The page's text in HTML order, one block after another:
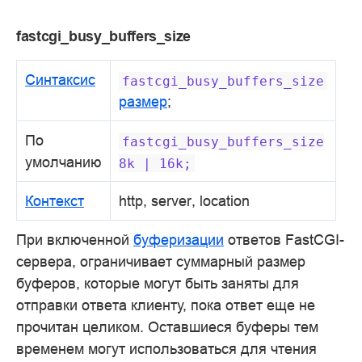
fastcgi_busy_buffers_size
Синтаксис fastcgi_busy_buffers_size
размер;
По
умолчанию
fastcgi_busy_buffers_size
8k
| 16k;
Контекст http, server, location
При включенной буферизации ответов FastCGI-
сервера, ограничивает суммарный размер
буферов, которые могут быть заняты для
отправки ответа клиенту, пока ответ еще не
прочитан целиком. Оставшиеся буферы тем
временем могут использоваться для чтения